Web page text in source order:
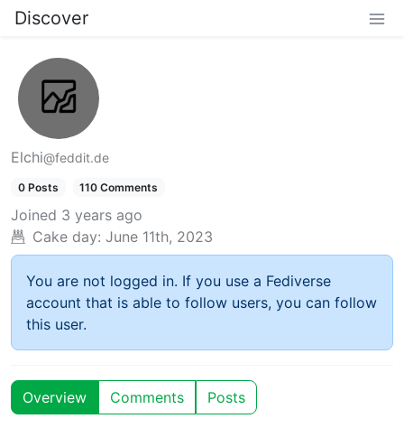
Discover
Elchi@feddit.de
0 Posts 110 Comments
Joined 3 years ago
Cake day: June 11th, 2023
You are not logged in. If you use a Fediverse
account that is able to follow users, you can follow
this user.
Overview Comments Posts